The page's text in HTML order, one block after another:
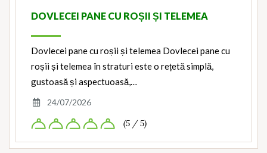
DOVLECEI PANE CU ROȘII ȘI TELEMEA
Dovlecei pane cu roșii și telemea Dovlecei pane cu
roșii și telemea în straturi este o rețetă simplă,
gustoasă și aspectuoasă,…
24/07/2026
(5 / 5)